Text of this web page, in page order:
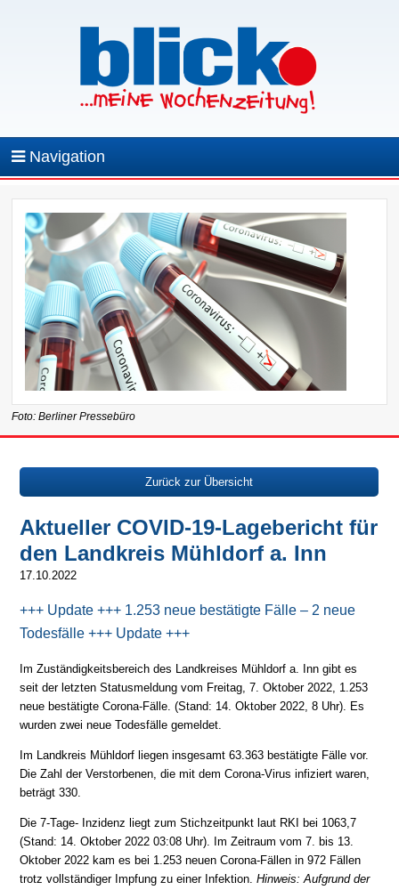
Navigation
Foto: Berliner Pressebüro
Zurück zur Übersicht
Aktueller COVID-19-Lagebericht für
den Landkreis Mühldorf a. Inn
17.10.2022
+++ Update +++ 1.253 neue bestätigte Fälle – 2 neue
Todesfälle +++ Update +++
Im Zuständigkeitsbereich des Landkreises Mühldorf a. Inn gibt es
seit der letzten Statusmeldung vom Freitag, 7. Oktober 2022, 1.253
neue bestätigte Corona-Fälle. (Stand: 14. Oktober 2022, 8 Uhr). Es
wurden zwei neue Todesfälle gemeldet.
Im Landkreis Mühldorf liegen insgesamt 63.363 bestätigte Fälle vor.
Die Zahl der Verstorbenen, die mit dem Corona-Virus infiziert waren,
beträgt 330.
Die 7-Tage- Inzidenz liegt zum Stichzeitpunkt laut RKI bei 1063,7
(Stand: 14. Oktober 2022 03:08 Uhr). Im Zeitraum vom 7. bis 13.
Oktober 2022 kam es bei 1.253 neuen Corona-Fällen in 972 Fällen
trotz vollständiger Impfung zu einer Infektion.Hinweis: Aufgrund der